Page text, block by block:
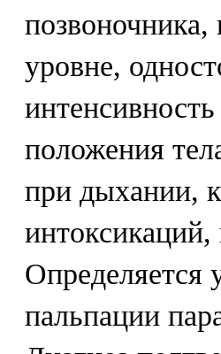
позвоночника,
уровне,
положения
при дыхании,
Определяется
пальпации